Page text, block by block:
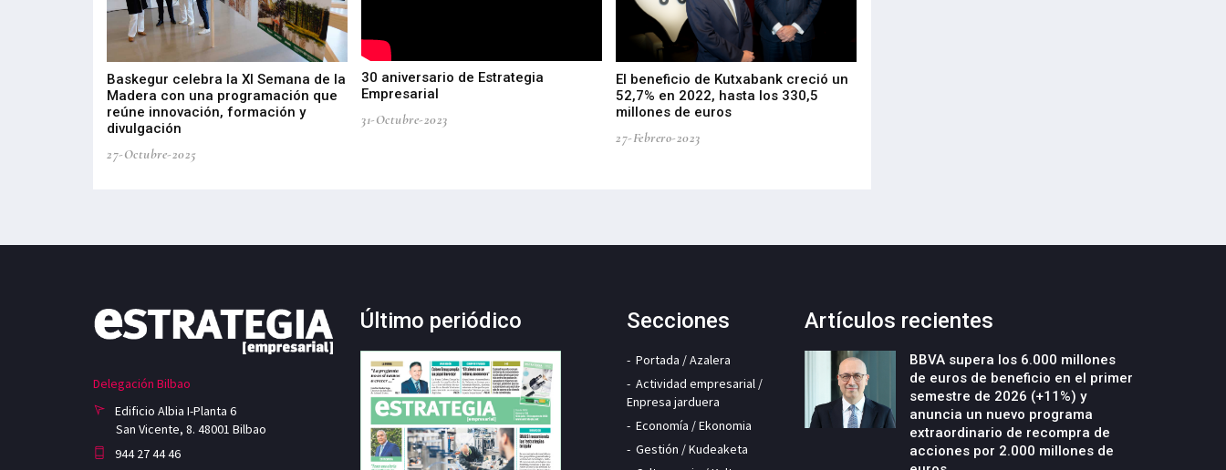
Baskegur celebra la XI Semana de la
Madera con una programación que
reúne innovación, formación y
divulgación
27-Octubre-2025
30 aniversario de Estrategia
Empresarial
31-Octubre-2023
El beneficio de Kutxabank creció un
52,7% en 2022, hasta los 330,5
millones de euros
27-Febrero-2023
Delegación Bilbao
Edificio Albia I-Planta 6
San Vicente, 8. 48001 Bilbao
944 27 44 46
Último periódico Secciones
Portada / Azalera
Actividad empresarial /
Enpresa jarduera
Economía / Ekonomia
Gestión / Kudeaketa
Artículos recientes
BBVA supera los 6.000 millones
de euros de beneficio en el primer
semestre de 2026 (+11%) y
anuncia un nuevo programa
extraordinario de recompra de
acciones por 2.000 millones de